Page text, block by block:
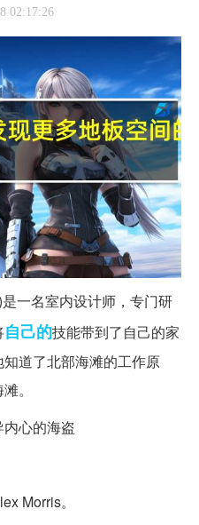
02:17:26
一名室内设计师，专门研
自己的技能带到了自己的家
道了北部海滩的工作原
。
心的海盗
Morris。